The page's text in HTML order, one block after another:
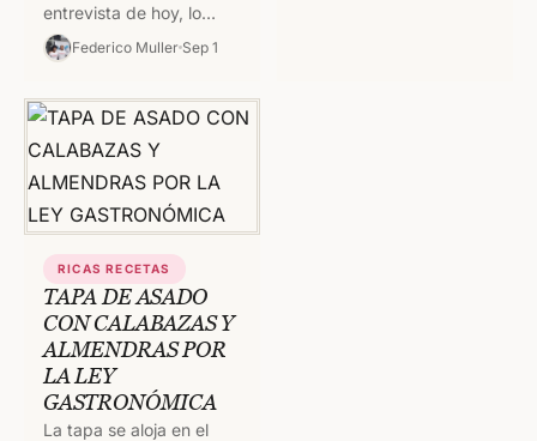
entrevista de hoy, lo
conozco de chiquito,
juntos, en la escuela
Almafuerte,…
Federico Muller Sep 1
RICAS RECETAS
TAPA DE ASADO
CON CALABAZAS Y
ALMENDRAS POR
LA LEY
GASTRONÓMICA
La tapa se aloja en el